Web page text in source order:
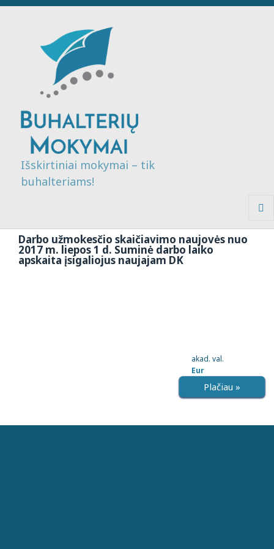
Išskirtiniai mokymai – tik
buhalteriams!
Darbo užmokesčio skaičiavimo naujovės nuo
2017 m. liepos 1 d. Suminė darbo laiko
apskaita įsigaliojus naujajam DK
akad. val.
Eur
Plačiau »